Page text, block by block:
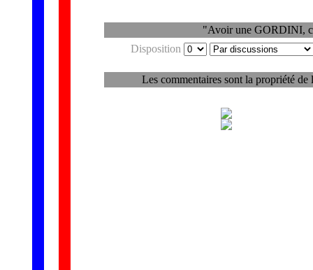
"Avoir une GORDINI,
Disposition
Les commentaires sont la propriété de